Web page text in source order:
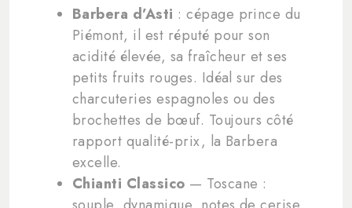
Barbera d’Asti : cépage prince du
Piémont, il est réputé pour son
acidité élevée, sa fraîcheur et ses
petits fruits rouges. Idéal sur des
charcuteries espagnoles ou des
brochettes de bœuf. Toujours côté
rapport qualité-prix, la Barbera
excelle.
Chianti Classico — Toscane :